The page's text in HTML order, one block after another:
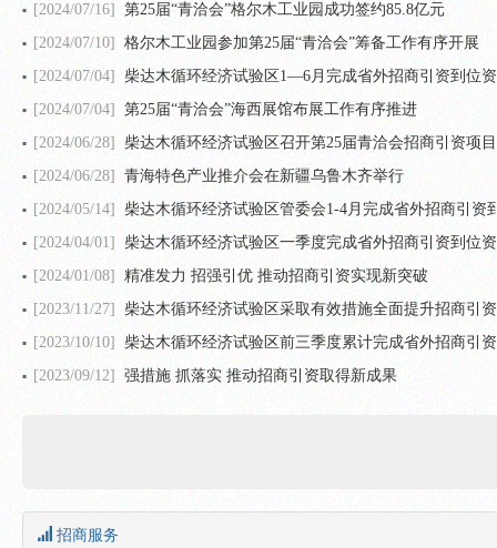
[2024/07/16] ​第25届“青洽会”格尔木工业园成功签约85.8亿元
[2024/07/10] 格尔木工业园参加第25届“青洽会”筹备工作有序开展
[2024/07/04] 柴达木循环经济试验区1—6月完成省外招商引资到位
[2024/07/04] 第25届“青洽会”海西展馆布展工作有序推进
[2024/06/28] 柴达木循环经济试验区召开第25届青洽会招商引资项
[2024/06/28] 青海特色产业推介会在新疆乌鲁木齐举行
[2024/05/14] 柴达木循环经济试验区管委会1-4月完成省外招商引资
[2024/04/01] 柴达木循环经济试验区一季度完成省外招商引资到位
[2024/01/08] 精准发力 招强引优 推动招商引资实现新突破
[2023/11/27] 柴达木循环经济试验区采取有效措施全面提升招商引
[2023/10/10]柴达木循环经济试验区前三季度累计完成省外招商引
[2023/09/12] 强措施 抓落实 推动招商引资取得新成果
招商服务